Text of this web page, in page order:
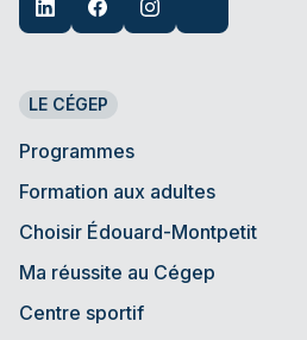
LE CÉGEP
Programmes
Formation aux adultes
Choisir Édouard-Montpetit
Ma réussite au Cégep
Centre sportif